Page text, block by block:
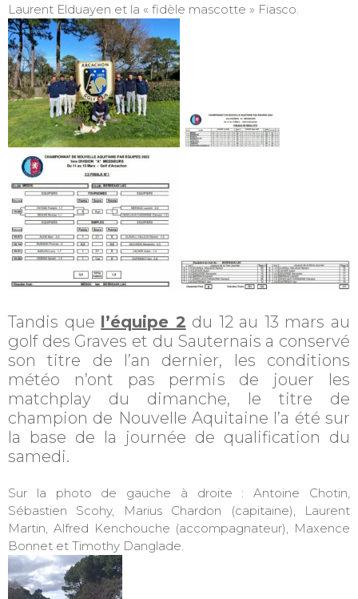
Laurent Elduayen et la « fidèle mascotte » Fiasco.
Tandis que l’équipe 2 du 12 au 13 mars au
golf des Graves et du Sauternais a conservé
son titre de l’an dernier, les conditions
météo n’ont pas permis de jouer les
matchplay du dimanche, le titre de
champion de Nouvelle Aquitaine l’a été sur
la base de la journée de qualification du
samedi.
Sur la photo de gauche à droite : Antoine Chotin,
Sébastien Scohy, Marius Chardon (capitaine), Laurent
Martin, Alfred Kenchouche (accompagnateur), Maxence
Bonnet et Timothy Danglade.